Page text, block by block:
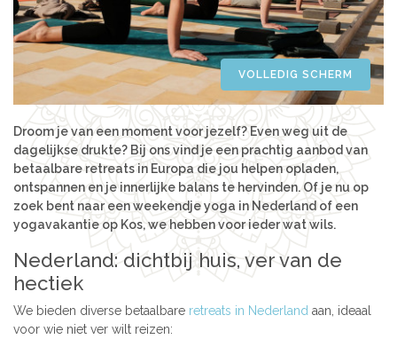
Women’s Retreats
Workshops
Alle retreats
Azië
India
Indonesië
Nepal
Thailand
Afrika
Kenia
Marokko
Tanzania
Brazilië
VOLLEDIG SCHERM
Droom je van een moment voor jezelf? Even weg uit de
dagelijkse drukte? Bij ons vind je een prachtig aanbod van
betaalbare retreats in Europa die jou helpen opladen,
ontspannen en je innerlijke balans te hervinden. Of je nu op
zoek bent naar een weekendje yoga in Nederland of een
yogavakantie op Kos, we hebben voor ieder wat wils.
Nederland: dichtbij huis, ver van de
hectiek
We bieden diverse betaalbare retreats in Nederland aan, ideaal
voor wie niet ver wilt reizen: